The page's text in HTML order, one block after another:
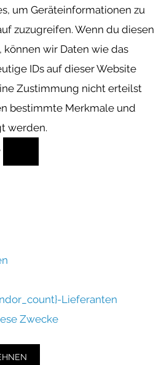
um Geräteinformationen zu
zuzugreifen. Wenn du diesen
wir Daten wie das
IDs auf dieser Website
Zustimmung nicht erteilst
bestimmte Merkmale und
werden.
Lieferanten
Zwecke